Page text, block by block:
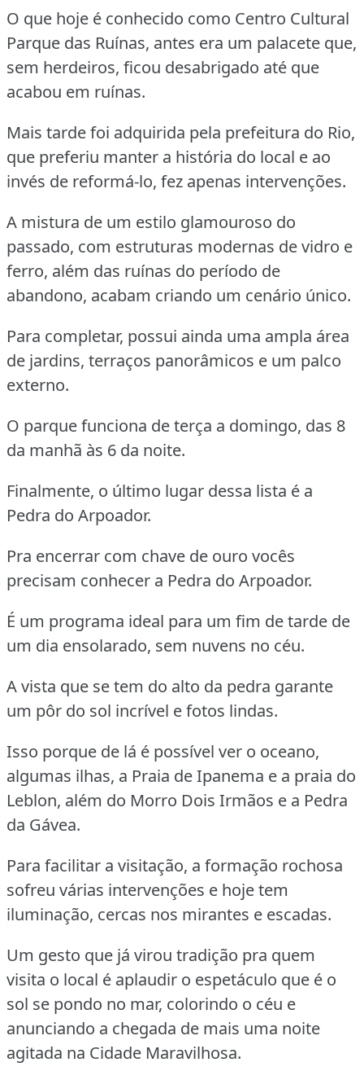
O que hoje é conhecido como Centro Cultural
Parque das Ruínas, antes era um palacete que,
sem herdeiros, ficou desabrigado até que
acabou em ruínas.
Mais tarde foi adquirida pela prefeitura do Rio,
que preferiu manter a história do local e ao
invés de reformá-lo, fez apenas intervenções.
A mistura de um estilo glamouroso do
passado, com estruturas modernas de vidro e
ferro, além das ruínas do período de
abandono, acabam criando um cenário único.
Para completar, possui ainda uma ampla área
de jardins, terraços panorâmicos e um palco
externo.
O parque funciona de terça a domingo, das 8
da manhã às 6 da noite.
Finalmente, o último lugar dessa lista é a
Pedra do Arpoador.
Pra encerrar com chave de ouro vocês
precisam conhecer a Pedra do Arpoador.
É um programa ideal para um fim de tarde de
um dia ensolarado, sem nuvens no céu.
A vista que se tem do alto da pedra garante
um pôr do sol incrível e fotos lindas.
Isso porque de lá é possível ver o oceano,
algumas ilhas, a Praia de Ipanema e a praia do
Leblon, além do Morro Dois Irmãos e a Pedra
da Gávea.
Para facilitar a visitação, a formação rochosa
sofreu várias intervenções e hoje tem
iluminação, cercas nos mirantes e escadas.
Um gesto que já virou tradição pra quem
visita o local é aplaudir o espetáculo que é o
sol se pondo no mar, colorindo o céu e
anunciando a chegada de mais uma noite
agitada na Cidade Maravilhosa.